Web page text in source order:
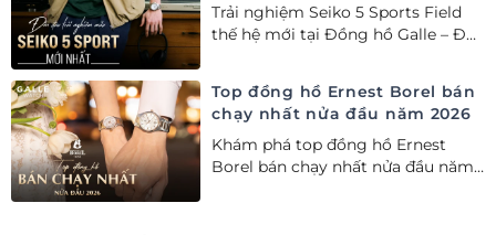
Trải nghiệm Seiko 5 Sports Field
thế hệ mới tại Đồng hồ Galle – Đại
Top đồng hồ Ernest Borel bán
chạy nhất nửa đầu năm 2026
Khám phá top đồng hồ Ernest
Borel bán chạy nhất nửa đầu năm